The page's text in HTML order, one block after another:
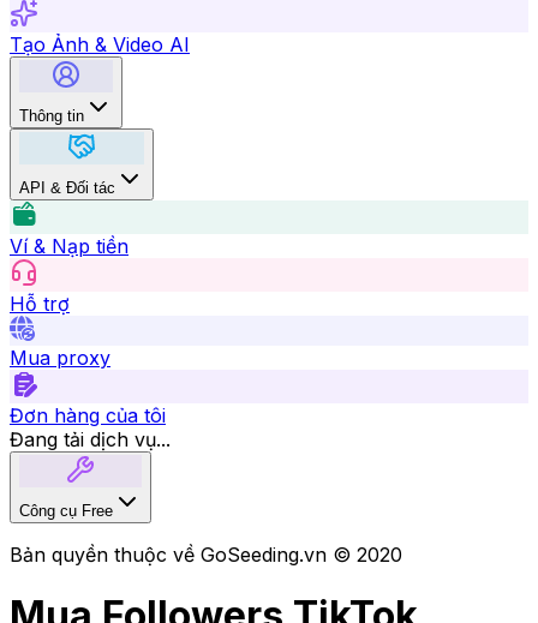
Tạo Ảnh & Video AI
Thông tin
API & Đối tác
Ví & Nạp tiền
Hỗ trợ
Mua proxy
Đơn hàng của tôi
Đang tải dịch vụ...
Công cụ Free
Bản quyền thuộc về GoSeeding.vn © 2020